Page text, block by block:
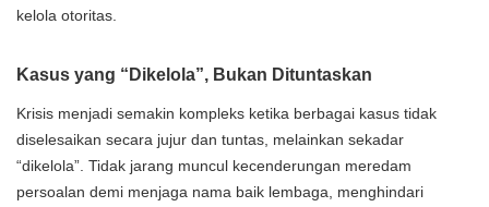
kelola otoritas.
Kasus yang “Dikelola”, Bukan Dituntaskan
Krisis menjadi semakin kompleks ketika berbagai kasus tidak
diselesaikan secara jujur dan tuntas, melainkan sekadar
“dikelola”. Tidak jarang muncul kecenderungan meredam
persoalan demi menjaga nama baik lembaga, menghindari